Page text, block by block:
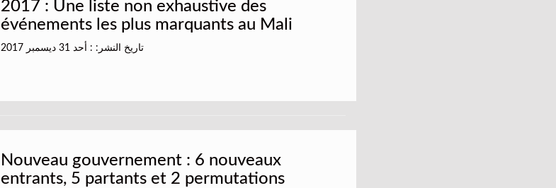
2017 : Une liste non exhaustive des
événements les plus marquants au Mali
تاريخ النشر: : أحد 31 ديسمبر 2017
Nouveau gouvernement : 6 nouveaux
entrants, 5 partants et 2 permutations